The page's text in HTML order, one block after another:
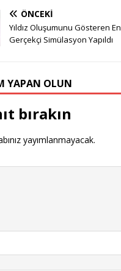
ÖNCEKI
Yıldız Oluşumunu Gösteren En
Gerçekçi Simülasyon Yapıldı
YAPAN OLUN
bırakın
yayımlanmayacak.